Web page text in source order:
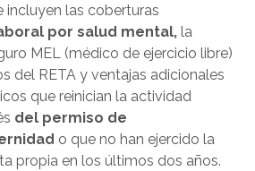
incluyen las coberturas
por salud mental, la
MEL (médico de ejercicio libre)
del RETA y ventajas adicionales
que reinician la actividad
del permiso de
o que no han ejercido la
propia en los últimos dos años.